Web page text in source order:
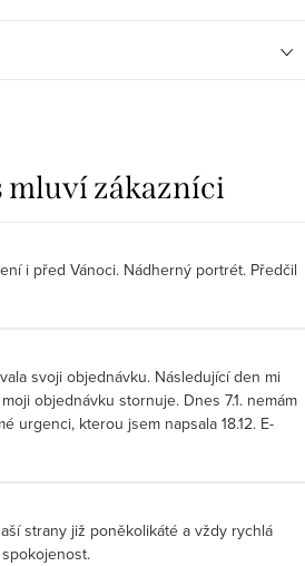
i před Vánoci. Nádherný portrét. Předčil
svoji objednávku. Následující den mi
objednávku stornuje. Dnes 7.1. nemám
urgenci, kterou jsem napsala 18.12. E-
strany již poněkolikáté a vždy rychlá